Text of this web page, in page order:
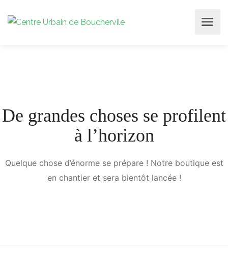
De grandes choses se profilent
à l’horizon
Quelque chose d’énorme se prépare ! Notre boutique est
en chantier et sera bientôt lancée !